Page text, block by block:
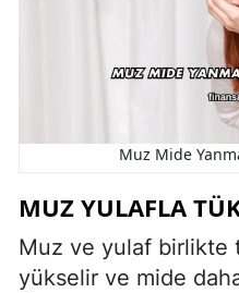
Muz Mide
MUZ YULAFLA
Muz ve yulaf birlikte
yükselir ve mide